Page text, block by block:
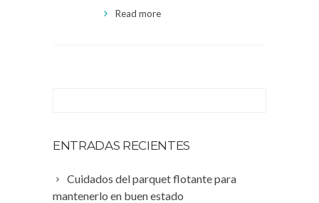
Read more
ENTRADAS RECIENTES
Cuidados del parquet flotante para
mantenerlo en buen estado